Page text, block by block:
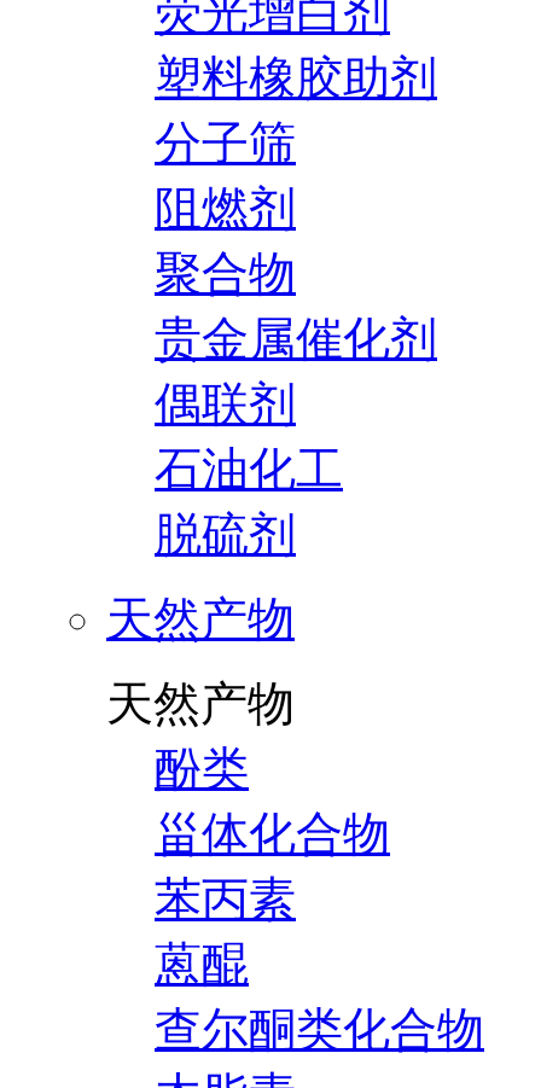
荧光增白剂
塑料橡胶助剂
分子筛
阻燃剂
聚合物
贵金属催化剂
偶联剂
石油化工
脱硫剂
天然产物
天然产物
酚类
甾体化合物
苯丙素
蒽醌
查尔酮类化合物